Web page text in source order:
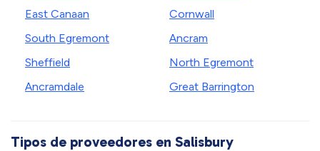
East Canaan
South Egremont
Sheffield
Ancramdale
Cornwall
Ancram
North Egremont
Great Barrington
Tipos de proveedores en Salisbury